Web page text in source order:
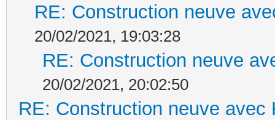
RE: Construction neuve
20/02/2021, 19:03:28
RE: Construction neuve
20/02/2021, 20:02:50
RE: Construction neuve avec